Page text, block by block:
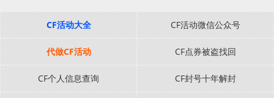
CF活动大全 CF活动微信公众号
代做CF活动 CF点券被盗找回
CF个人信息查询 CF封号十年解封